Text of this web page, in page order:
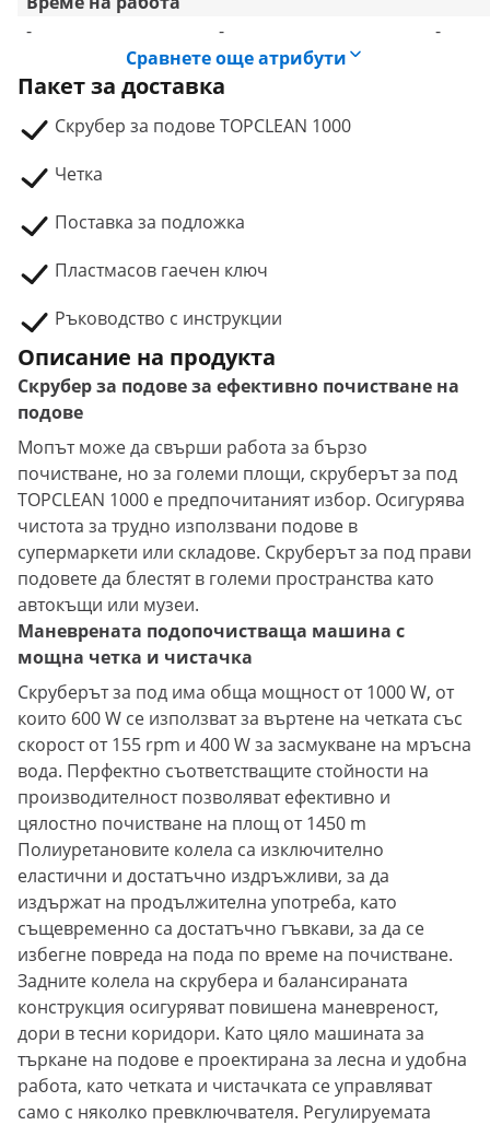
-
-
-
Сравнете още атрибути
Пакет за доставка
Скрубер за подове TOPCLEAN 1000
Четка
Поставка за подложка
Пластмасов гаечен ключ
Ръководство с инструкции
Описание на продукта
Скрубер за подове за ефективно почистване на
подове
Мопът може да свърши работа за бързо
почистване, но за големи площи, скруберът за под
TOPCLEAN 1000 е предпочитаният избор. Осигурява
чистота за трудно използвани подове в
супермаркети или складове. Скруберът за под прави
подовете да блестят в големи пространства като
автокъщи или музеи.
Маневрената подопочистваща машина с
мощна четка и чистачка
Скруберът за под има обща мощност от 1000 W, от
които 600 W се използват за въртене на четката със
скорост от 155 rpm и 400 W за засмукване на мръсна
вода. Перфектно съответстващите стойности на
производителност позволяват ефективно и
цялостно почистване на площ от 1450 m
Полиуретановите колела са изключително
еластични и достатъчно издръжливи, за да
издържат на продължителна употреба, като
същевременно са достатъчно гъвкави, за да се
избегне повреда на пода по време на почистване.
Задните колела на скрубера и балансираната
конструкция осигуряват повишена маневреност,
дори в тесни коридори. Като цяло машината за
търкане на подове е проектирана за лесна и удобна
работа, като четката и чистачката се управляват
само с няколко превключвателя. Регулируемата